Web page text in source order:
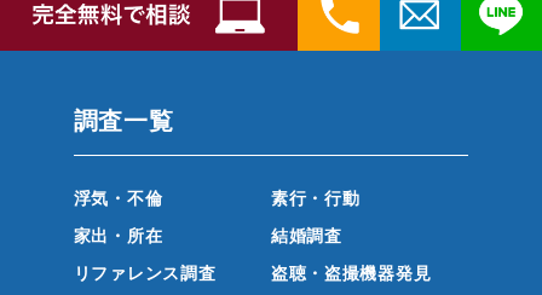
調査一覧
浮気・不倫
素行・行動
家出・所在
結婚調査
リファレンス調査
盗聴・盗撮機器発見